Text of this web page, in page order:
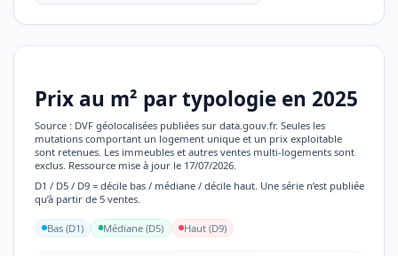
Prix au m² par typologie en 2025
Source : DVF géolocalisées publiées sur data.gouv.fr. Seules les
mutations comportant un logement unique et un prix exploitable
sont retenues. Les immeubles et autres ventes multi-logements sont
exclus. Ressource mise à jour le 17/07/2026.
D1 / D5 / D9 = décile bas / médiane / décile haut. Une série n’est publiée
qu’à partir de 5 ventes.
Bas (D1) Médiane (D5) Haut (D9)